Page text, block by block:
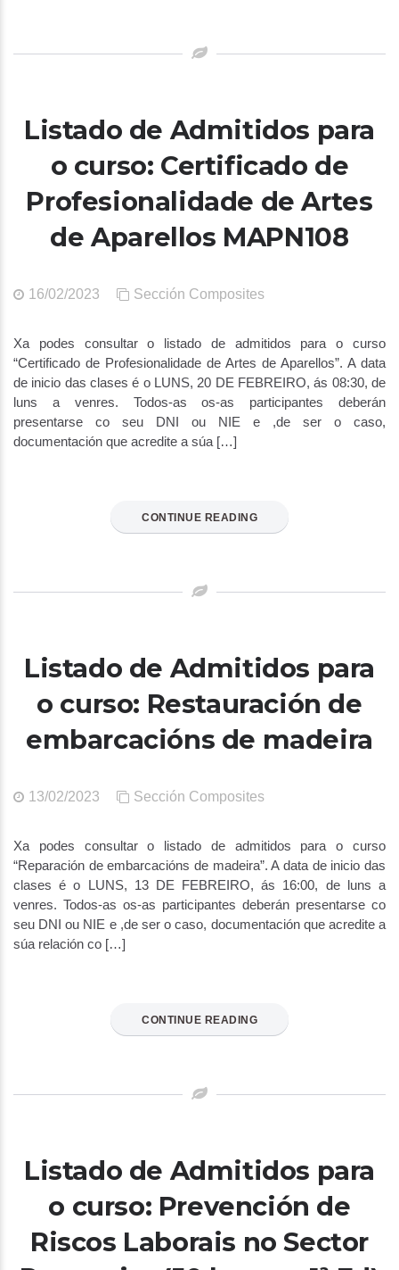
Listado de Admitidos para
o curso: Certificado de
Profesionalidade de Artes
de Aparellos MAPN108
16/02/2023 Sección Composites
Xa podes consultar o listado de admitidos para o curso
“Certificado de Profesionalidade de Artes de Aparellos”. A data
de inicio das clases é o LUNS, 20 DE FEBREIRO, ás 08:30, de
luns a venres. Todos-as os-as participantes deberán
presentarse co seu DNI ou NIE e ,de ser o caso,
documentación que acredite a súa […]
CONTINUE READING
Listado de Admitidos para
o curso: Restauración de
embarcacións de madeira
13/02/2023 Sección Composites
Xa podes consultar o listado de admitidos para o curso
“Reparación de embarcacións de madeira”. A data de inicio das
clases é o LUNS, 13 DE FEBREIRO, ás 16:00, de luns a
venres. Todos-as os-as participantes deberán presentarse co
seu DNI ou NIE e ,de ser o caso, documentación que acredite a
súa relación co […]
CONTINUE READING
Listado de Admitidos para
o curso: Prevención de
Riscos Laborais no Sector